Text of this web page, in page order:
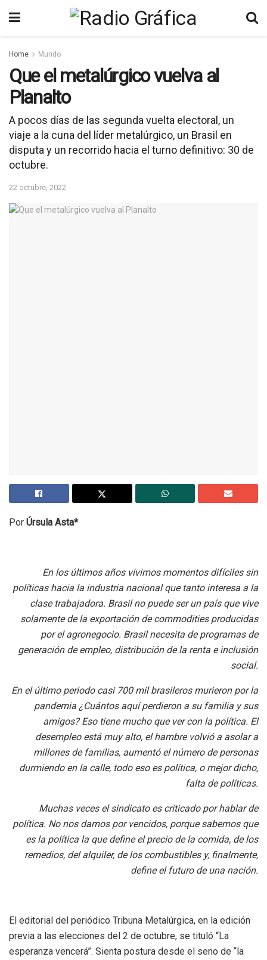
Home Mundo
Que el metalúrgico vuelva al
Planalto
A pocos días de las segunda vuelta electoral, un
viaje a la cuna del líder metalúrgico, un Brasil en
disputa y un recorrido hacia el turno definitivo: 30 de
octubre.
22 octubre, 2022
Por Úrsula Asta*
En los últimos años vivimos momentos difíciles sin
políticas hacia la industria nacional que tanto interesa a la
clase trabajadora. Brasil no puede ser un país que vive
solamente de la exportación de commodities producidas
por el agronegocio. Brasil necesita de programas de
generación de empleo, distribución de la renta e inclusión
social.
En el último periodo casi 700 mil brasileros murieron por la
pandemia ¿Cuántos aquí perdieron a su familia y sus
amigos? Eso tiene mucho que ver con la política. El
desempleo está muy alto, el hambre volvió a asolar a
millones de familias, aumentó el número de personas
durmiendo en la calle, todo eso es política, o mejor dicho,
falta de políticas.
Muchas veces el sindicato es criticado por hablar de
política. No nos damos por vencidos, porque sabemos que
es la política la que define el precio de la comida, de los
remedios, del alquiler, de los combustibles y, finalmente,
define el futuro de una nación.
El editorial del periódico Tribuna Metalúrgica, en la edición
previa a las elecciones del 2 de octubre, se tituló “La
esperanza vencerá”. Sienta postura desde el seno de “la